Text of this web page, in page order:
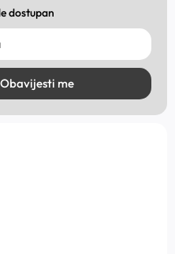
dostupan
Obavijesti me